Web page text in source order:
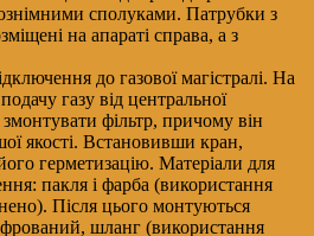
сполуками. Патрубки з
на апараті справа, а з
до газової магістралі. На
газу від центральної
змонтувати фільтр, причому він
якості. Встановивши кран,
герметизацію. Матеріали для
пакля і фарба (використання
Після цього монтуються
шланг (використання